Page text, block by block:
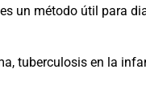
un método útil para
tuberculosis en la